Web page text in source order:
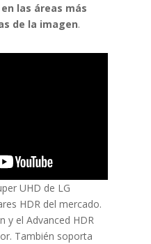
las áreas más
de la imagen.
UHD de LG
HDR del mercado.
y el Advanced HDR
También soporta